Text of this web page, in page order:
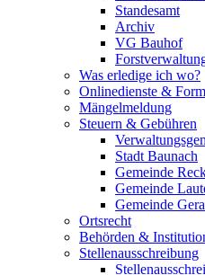
Standesamt
Archiv
VG Bauhof
Was erledige ich wo?
Onlinedienste &
Mängelmeldung
Steuern & Gebühren
Stadt Baunach
Gemeinde
Gemeinde
Gemeinde
Ortsrecht
Behörden &
Stellenausschreibung